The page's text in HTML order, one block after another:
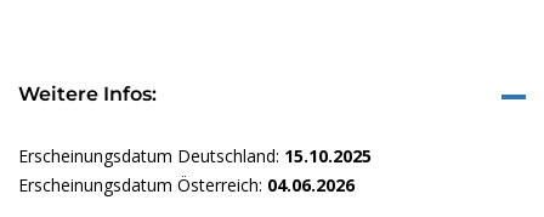
Weitere Infos:
Erscheinungsdatum Deutschland: 15.10.2025
Erscheinungsdatum Österreich: 04.06.2026